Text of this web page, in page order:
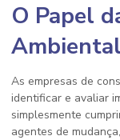
O Papel
Ambiental
As empresas de
identificar e avaliar
simplesmente
agentes de